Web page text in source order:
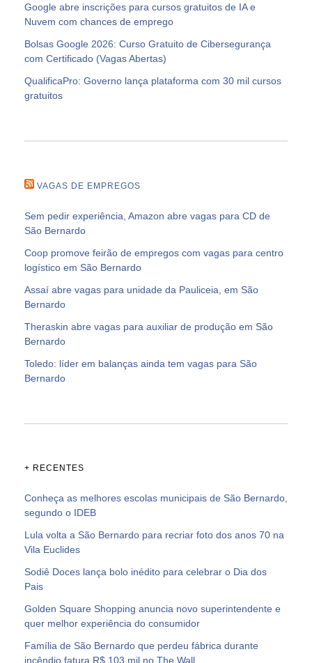
Google abre inscrições para cursos gratuitos de IA e
Nuvem com chances de emprego
Bolsas Google 2026: Curso Gratuito de Cibersegurança
com Certificado (Vagas Abertas)
QualificaPro: Governo lança plataforma com 30 mil cursos
gratuitos
VAGAS DE EMPREGOS
Sem pedir experiência, Amazon abre vagas para CD de
São Bernardo
Coop promove feirão de empregos com vagas para centro
logístico em São Bernardo
Assaí abre vagas para unidade da Pauliceia, em São
Bernardo
Theraskin abre vagas para auxiliar de produção em São
Bernardo
Toledo: líder em balanças ainda tem vagas para São
Bernardo
+ RECENTES
Conheça as melhores escolas municipais de São Bernardo,
segundo o IDEB
Lula volta a São Bernardo para recriar foto dos anos 70 na
Vila Euclides
Sodiê Doces lança bolo inédito para celebrar o Dia dos
Pais
Golden Square Shopping anuncia novo superintendente e
quer melhor experiência do consumidor
Família de São Bernardo que perdeu fábrica durante
incêndio fatura R$ 103 mil no The Wall